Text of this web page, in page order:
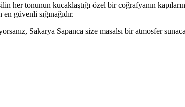
her tonunun kucaklaştığı özel bir coğrafyanın
güvenli sığınağıdır.
Sakarya Sapanca size masalsı bir atmosfer